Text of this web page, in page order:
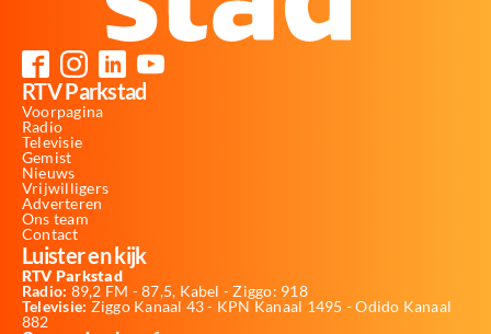
RTV Parkstad
Voorpagina
Radio
Televisie
Gemist
Nieuws
Vrijwilligers
Adverteren
Ons team
Contact
Luister en kijk
RTV Parkstad
Radio: 89,2 FM - 87,5, Kabel - Ziggo: 918
Televisie: Ziggo Kanaal 43 - KPN Kanaal 1495 - Odido Kanaal
882